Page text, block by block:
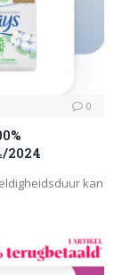
0
2024
kan